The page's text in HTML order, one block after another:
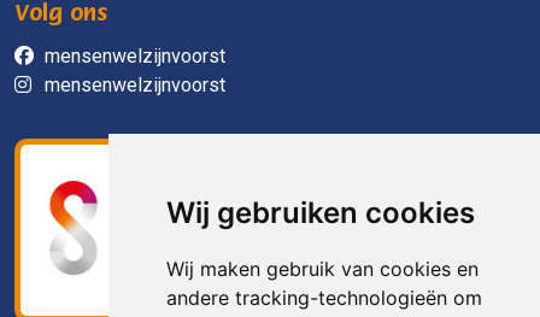
Wij gebruiken cookies
Wij maken gebruik van cookies en
andere tracking-technologieën om
Volg ons
mensenwelzijnvoorst
mensenwelzijnvoorst